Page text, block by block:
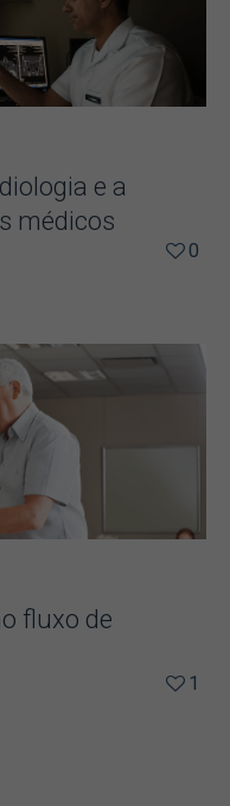
e a
médicos
0
fluxo de
1